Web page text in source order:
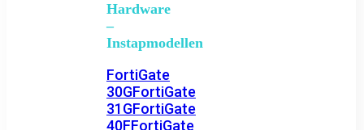
Hardware
–
Instapmodellen
FortiGate
30GFortiGate
31GFortiGate
40FFortiGate